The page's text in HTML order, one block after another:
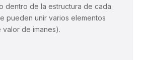
dentro de la estructura de cada
pueden unir varios elementos
de imanes).